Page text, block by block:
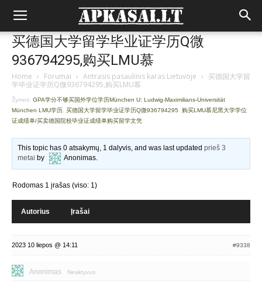
买德国大学留学毕业证学历Q微
936794295,购买LMU慕
Home › Forumai › Antrasis pasaulinis karas Lietuvoje › 买德国大学留
学毕业证学历Q微936794295,购买LMU慕
Žymos: GPA学分不够买国外学位学历München U: Ludwig-Maximilians-Universität
München LMU学历 买德国大学留学毕业证学历Q微936794295
购买LMU慕尼黑大学学位
证成绩单/买卖德国院校毕业证成绩单购买留学文凭
This topic has 0 atsakymų, 1 dalyvis, and was last updatedprieš 3
metai by Anonimas.
Rodomas 1 įrašas (viso: 1)
Autorius Įrašai
2023 10 liepos @ 14:11 #9338
Anonimas Neaktyvus